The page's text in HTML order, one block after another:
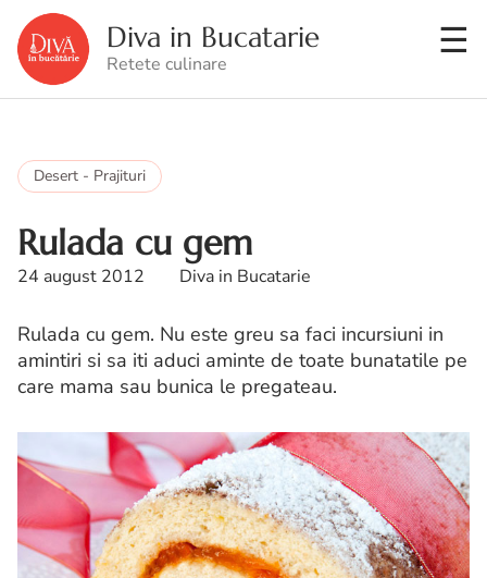
Diva in Bucatarie
Retete culinare
Desert - Prajituri
Rulada cu gem
24 august 2012 Diva in Bucatarie
Rulada cu gem. Nu este greu sa faci incursiuni in
amintiri si sa iti aduci aminte de toate bunatatile pe
care mama sau bunica le pregateau.